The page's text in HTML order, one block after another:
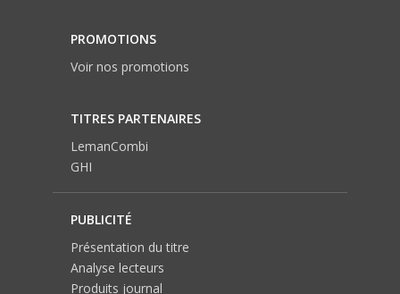
PROMOTIONS
Voir nos promotions
TITRES PARTENAIRES
LemanCombi
GHI
PUBLICITÉ
Présentation du titre
Analyse lecteurs
Produits journal